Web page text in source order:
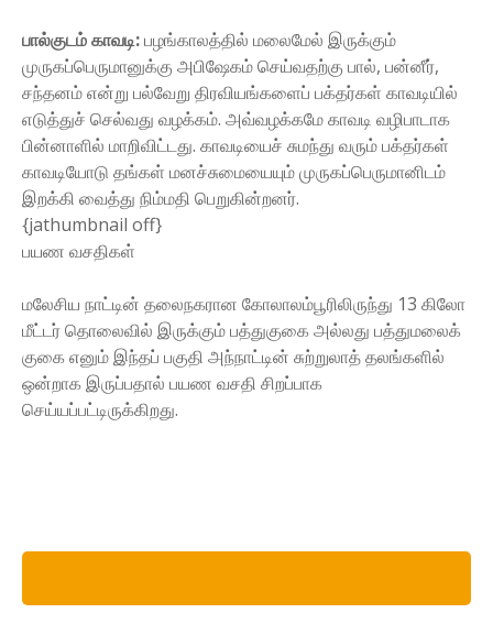
பால்குடம் காவடி:பழங்காலத்தில் மலைமேல் இருக்கும்
முருகப்பெருமானுக்கு அபிஷேகம் செய்வதற்கு பால், பன்னீர்,
சந்தனம் என்று பல்வேறு திரவியங்களைப் பக்தர்கள் காவடியில்
எடுத்துச் செல்வது வழக்கம். அவ்வழக்கமே காவடி வழிபாடாக
பின்னாளில் மாறிவிட்டது. காவடியைச் சுமந்து வரும் பக்தர்கள்
காவடியோடு தங்கள் மனச்சுமையையும் முருகப்பெருமானிடம்
இறக்கி வைத்து நிம்மதி பெறுகின்றனர்.
{jathumbnail off}
பயண வசதிகள்
மலேசிய நாட்டின் தலைநகரான கோலாலம்பூரிலிருந்து 13 கிலோ
மீட்டர் தொலைவில் இருக்கும் பத்துகுகை அல்லது பத்துமலைக்
குகை எனும் இந்தப் பகுதி அந்நாட்டின் சுற்றுலாத் தலங்களில்
ஒன்றாக இருப்பதால் பயண வசதி சிறப்பாக
செய்யப்பட்டிருக்கிறது.